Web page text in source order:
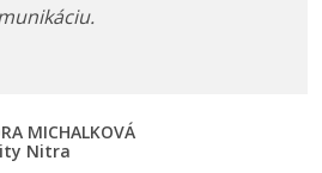
MICHALKOVÁ
Nitra